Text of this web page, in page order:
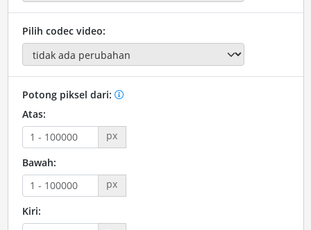
Pilih codec video:
Potong piksel dari:
Atas:
px
Bawah:
px
Kiri: